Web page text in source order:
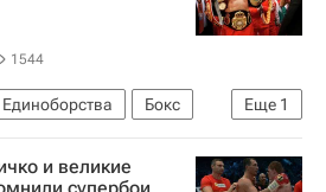
1544
Еще 1
Единоборства
Бокс
и великие